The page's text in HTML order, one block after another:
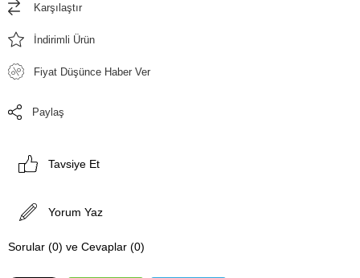
Karşılaştır
İndirimli Ürün
Fiyat Düşünce Haber Ver
Paylaş
Tavsiye Et
Yorum Yaz
Sorular (0) ve Cevaplar (0)